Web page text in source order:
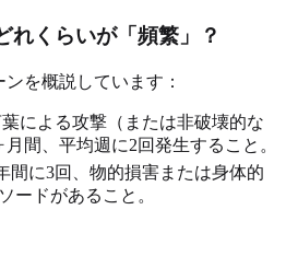
れくらいが「頻繁」？
を概説しています：
による攻撃（または非破壊的な
間、平均週に2回発生すること。
間に3回、物的損害または身体的
ードがあること。